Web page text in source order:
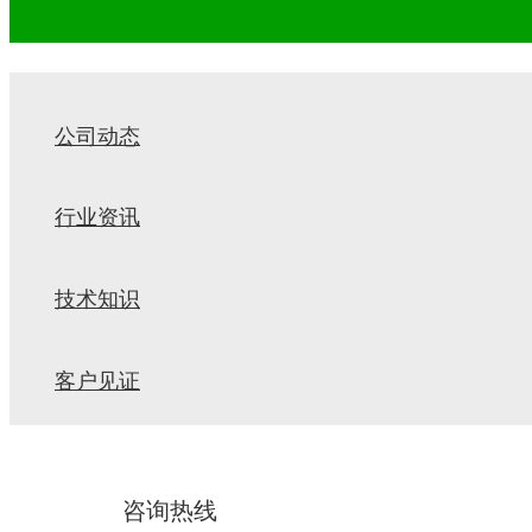
公司动态
行业资讯
技术知识
客户见证
咨询热线